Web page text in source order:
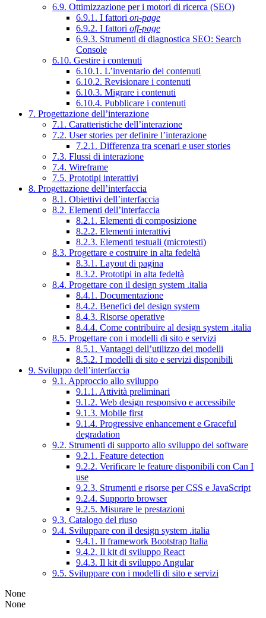
6.9. Ottimizzazione per i motori di ricerca (SEO)
6.9.1. I fattori on-page
6.9.2. I fattori off-page
6.9.3. Strumenti di diagnostica SEO: Search
Console
6.10. Gestire i contenuti
6.10.1. L’inventario dei contenuti
6.10.2. Revisionare i contenuti
6.10.3. Migrare i contenuti
6.10.4. Pubblicare i contenuti
7. Progettazione dell’interazione
7.1. Caratteristiche dell’interazione
7.2. User stories per definire l’interazione
7.2.1. Differenza tra scenari e user stories
7.3. Flussi di interazione
7.4. Wireframe
7.5. Prototipi interattivi
8. Progettazione dell’interfaccia
8.1. Obiettivi dell’interfaccia
8.2. Elementi dell’interfaccia
8.2.1. Elementi di composizione
8.2.2. Elementi interattivi
8.2.3. Elementi testuali (microtesti)
8.3. Progettare e costruire in alta fedeltà
8.3.1. Layout di pagina
8.3.2. Prototipi in alta fedeltà
8.4. Progettare con il design system .italia
8.4.1. Documentazione
8.4.2. Benefici del design system
8.4.3. Risorse operative
8.4.4. Come contribuire al design system .italia
8.5. Progettare con i modelli di sito e servizi
8.5.1. Vantaggi dell’utilizzo dei modelli
8.5.2. I modelli di sito e servizi disponibili
9. Sviluppo dell’interfaccia
9.1. Approccio allo sviluppo
9.1.1. Attività preliminari
9.1.2. Web design responsivo e accessibile
9.1.3. Mobile first
9.1.4. Progressive enhancement e Graceful
degradation
9.2. Strumenti di supporto allo sviluppo del software
9.2.1. Feature detection
9.2.2. Verificare le feature disponibili con Can I
use
9.2.3. Strumenti e risorse per CSS e JavaScript
9.2.4. Supporto browser
9.2.5. Misurare le prestazioni
9.3. Catalogo del riuso
9.4. Sviluppare con il design system .italia
9.4.1. Il framework Bootstrap Italia
9.4.2. Il kit di sviluppo React
9.4.3. Il kit di sviluppo Angular
9.5. Sviluppare con i modelli di sito e servizi
None
None